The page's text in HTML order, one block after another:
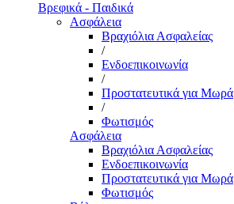
Βρεφικά - Παιδικά
Ασφάλεια
Βραχιόλια Ασφαλείας
/
Ενδοεπικοινωνία
/
Προστατευτικά για Μωρά
/
Φωτισμός
Ασφάλεια
Βραχιόλια Ασφαλείας
Ενδοεπικοινωνία
Προστατευτικά για Μωρά
Φωτισμός